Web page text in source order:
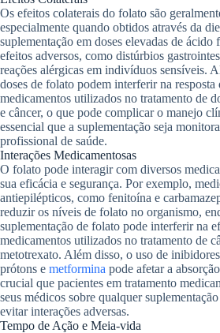
Os efeitos colaterais do folato são
especialmente quando obtidos através da
suplementação em doses elevadas de ácido
efeitos adversos, como distúrbios
reações alérgicas em indivíduos sensíveis.
doses de folato podem interferir na resposta
medicamentos utilizados no tratamento de
e câncer, o que pode complicar o manejo
essencial que a suplementação seja
profissional de saúde.
Interações Medicamentosas
O folato pode interagir com diversos
sua eficácia e segurança. Por exemplo,
antiepilépticos, como fenitoína e
reduzir os níveis de folato no organismo,
suplementação de folato pode interferir na
medicamentos utilizados no tratamento de
metotrexato. Além disso, o uso de
prótons e metformina pode afetar a
crucial que pacientes em tratamento
seus médicos sobre qualquer
evitar interações adversas.
Tempo de Ação e Meia-vida